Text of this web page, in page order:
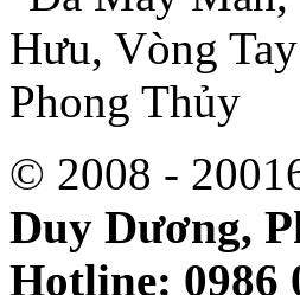
© 2008 -
Duy Dương,
Hotline: 0986